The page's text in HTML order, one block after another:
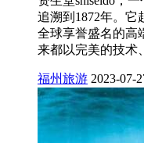
追溯到1872年。它
全球享誉盛名的高
来都以完美的技术
福州旅游 2023-07-